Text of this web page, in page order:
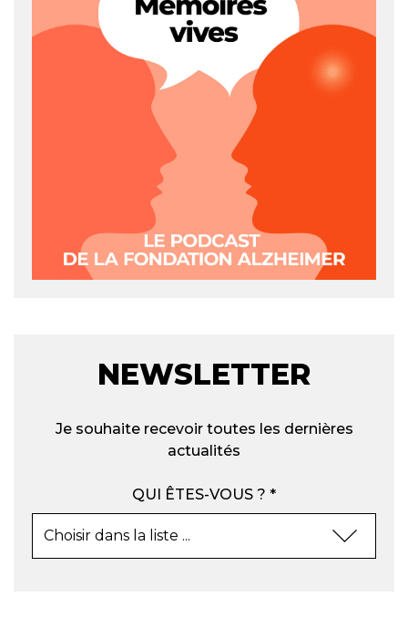
NEWSLETTER
Je souhaite recevoir toutes les dernières
actualités
QUI ÊTES-VOUS ? *